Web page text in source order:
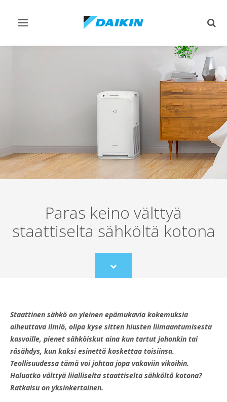
Vaihda
Paras keino välttyä
staattiselta sähköltä kotona
Scroll
to
Staattinen sähkö on yleinen epämukavia kokemuksia
aiheuttava ilmiö, olipa kyse sitten hiusten liimaantumisesta
kasvoille, pienet sähköiskut aina kun tartut johonkin tai
räsähdys, kun kaksi esinettä koskettaa toisiinsa.
Teollisuudessa tämä voi johtaa jopa vakaviin vikoihin.
Haluatko välttyä liialliselta staattiselta sähköltä kotona?
Ratkaisu on yksinkertainen.